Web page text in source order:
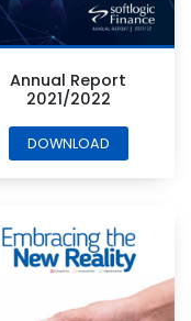
Annual Report
2021/2022
DOWNLOAD